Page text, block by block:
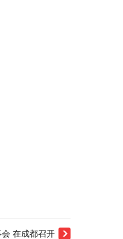
在成都召开